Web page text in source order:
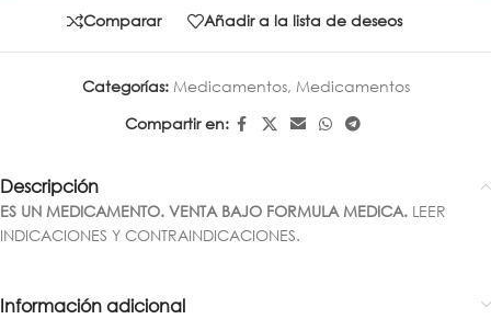
Comparar Añadir a la lista de deseos
Categorías: Medicamentos, Medicamentos
Compartir en:
Descripción
ES UN MEDICAMENTO. VENTA BAJO FORMULA MEDICA. LEER
INDICACIONES Y CONTRAINDICACIONES.
Información adicional